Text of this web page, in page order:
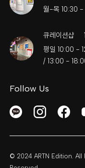
월-목 10:30
큐레이션샵
평일 10:00 -
/ 13:00 -
Follow Us
© 2024 ARTN Edition. All